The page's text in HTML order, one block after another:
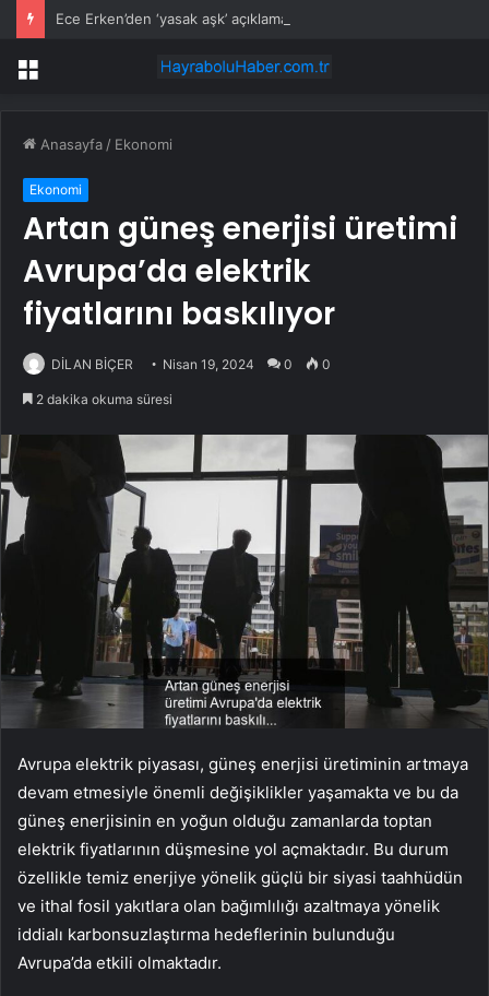
Menü
Anasayfa / Ekonomi
Ekonomi
Artan güneş enerjisi üretimi
Avrupa’da elektrik
fiyatlarını baskılıyor
DİLAN BİÇER Nisan 19, 2024 0 0
2 dakika okuma süresi
Avrupa elektrik piyasası, güneş enerjisi üretiminin artmaya
devam etmesiyle önemli değişiklikler yaşamakta ve bu da
güneş enerjisinin en yoğun olduğu zamanlarda toptan
elektrik fiyatlarının düşmesine yol açmaktadır. Bu durum
özellikle temiz enerjiye yönelik güçlü bir siyasi taahhüdün
ve ithal fosil yakıtlara olan bağımlılığı azaltmaya yönelik
iddialı karbonsuzlaştırma hedeflerinin bulunduğu
Avrupa’da etkili olmaktadır.